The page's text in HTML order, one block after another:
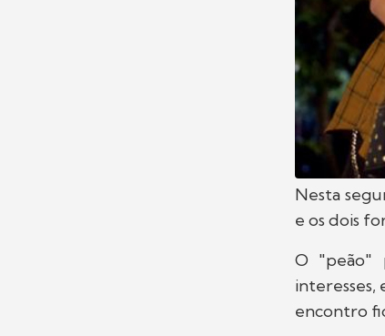
Nesta
e os dois
O "peão"
interesses,
encontro